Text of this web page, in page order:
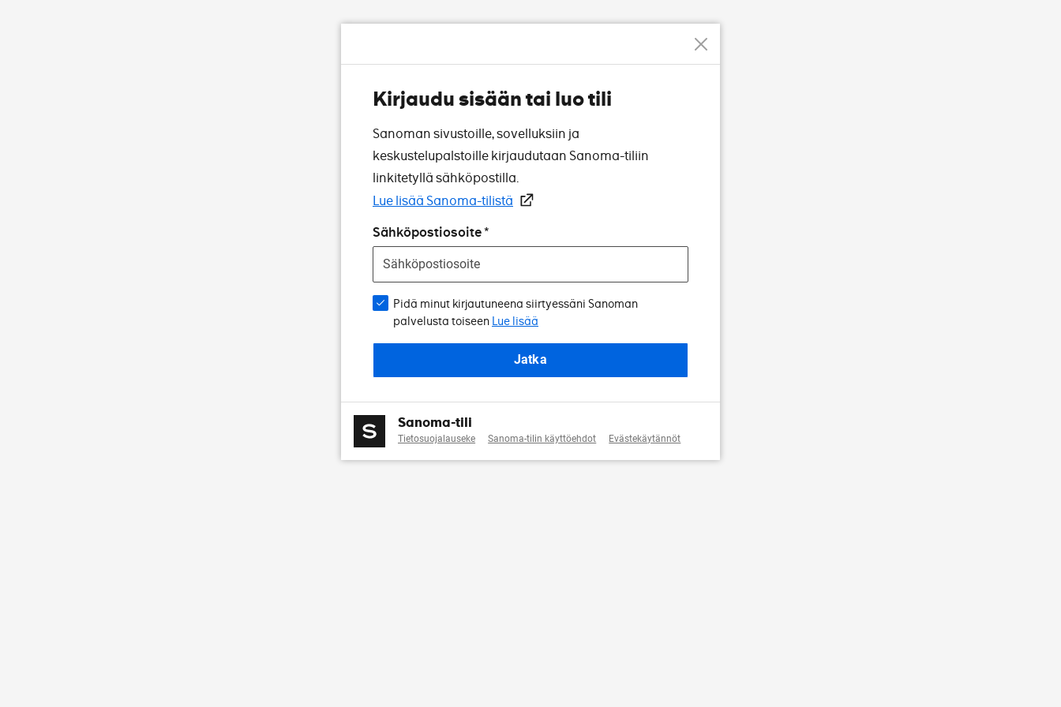
Kirjaudu sisään tai luo tili
Sanoman sivustoille, sovelluksiin ja
keskustelupalstoille kirjaudutaan Sanoma-tiliin
linkitetyllä sähköpostilla.
Lue lisää Sanoma-tilistä
Sähköpostiosoite
Pidä minut kirjautuneena siirtyessäni Sanoman
palvelusta toiseen Lue lisää
Jatka
Sanoma-tili
Tietosuojalauseke Sanoma-tilin käyttöehdot Evästekäytännöt